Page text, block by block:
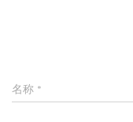
名称 *